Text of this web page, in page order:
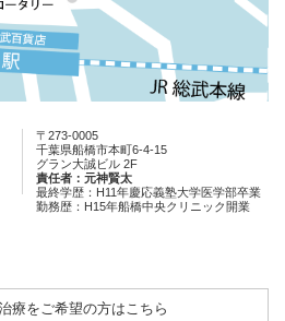
〒273-0005
千葉県船橋市本町6-4-15
グラン大誠ビル 2F
責任者：元神賢太
最終学歴：H11年慶応義塾大学医学部卒業
勤務歴：H15年船橋中央クリニック開業
療をご希望の方はこちら